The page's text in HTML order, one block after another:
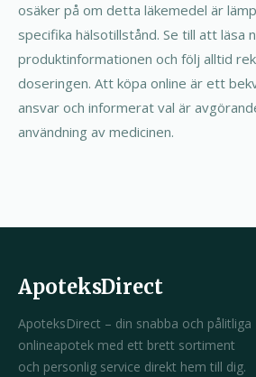
osäker på om detta läkemedel är
specifika hälsotillstånd. Se till att läsa
produktinformationen och följ alltid
doseringen. Att köpa online är ett
ansvar och informerat val är
användning av medicinen.
ApoteksDirect
ApoteksDirect – din snabba och pålitliga
onlineapotek med ett brett sortiment
och personlig service direkt hem till dig.